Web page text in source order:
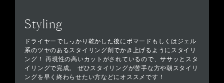
Styling
ドライヤーでしっかり乾かした後にポマードもしくはジェル
系のツヤのあるスタイリング剤でかき上げるようにスタイリ
ング！ 再現性の高いカットがされているので、ササッとスタ
イリングで完成。 ぜひスタイリングが苦手な方や朝スタイリ
ングを早く終わらせたい方などにオススメです！